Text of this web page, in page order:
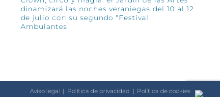
dinamizará las noches veraniegas del 10 al 12
de julio con su segundo “Festival
Ambulantes”
Aviso legal | Política de privacidad | Política de cookies